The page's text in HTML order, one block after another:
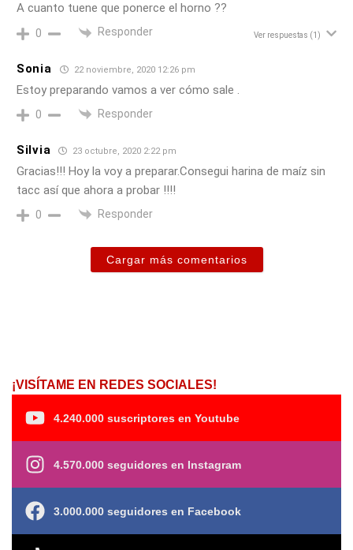
A cuanto tuene que ponerce el horno ??
0 Responder Ver respuestas (1)
Sonia 22 noviembre, 2020 12:26 pm
Estoy preparando vamos a ver cómo sale .
0 Responder
Silvia 23 octubre, 2020 2:22 pm
Gracias!!! Hoy la voy a preparar.Consegui harina de maíz sin
tacc así que ahora a probar !!!!
0 Responder
Cargar más comentarios
¡VISÍTAME EN REDES SOCIALES!
4.240.000 suscriptores en Youtube
4.570.000 seguidores en Instagram
3.000.000 seguidores en Facebook